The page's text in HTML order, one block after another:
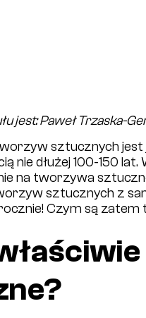
jest: Paweł Trzaska-
sztucznych jest
nie dłużej 100-150
na tworzywa
sztucznych z
Czym są